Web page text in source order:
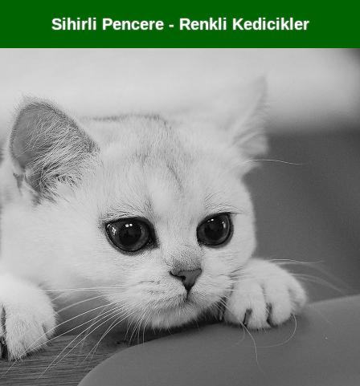
Sihirli Pencere - Renkli Kedicikler